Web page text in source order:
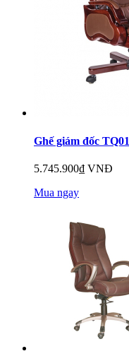
Ghế giám đốc TQ01
5.745.900₫ VNĐ
Mua ngay